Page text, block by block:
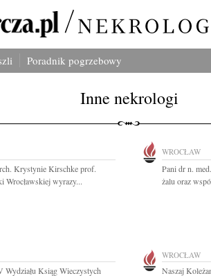
Poradnik pogrzebowy
Inne nekrologi
Krystynie Kirschke prof.
Wrocławskiej wyrazy...
WROCŁAW
Pani dr n.
żalu oraz
Ksiąg Wieczystych
WROCŁAW
Naszaj